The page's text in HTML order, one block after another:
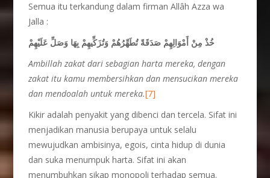
Semua itu terkandung dalam firman Allâh Azza wa
Jalla :
خُذْ مِنْ أَمْوَالِهِمْ صَدَقَةً تُطَهِّرُهُمْ وَتُزَكِّيهِمْ بِهَا وَصَلِّ عَلَيْهِمْ
Ambillah zakat dari sebagian harta mereka, dengan
zakat itu kamu membersihkan dan mensucikan mereka
dan mendoalah untuk mereka.[7]
Kikir adalah penyakit yang dibenci dan tercela. Sifat ini
menjadikan manusia berupaya untuk selalu
mewujudkan ambisinya, egois, cinta hidup di dunia
dan suka menumpuk harta. Sifat ini akan
menumbuhkan sikap monopoli terhadap semua.